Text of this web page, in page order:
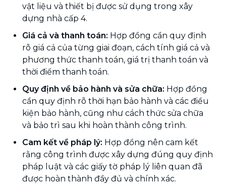
vật liệu và thiết bị được sử dụng trong xây
dựng nhà cấp 4.
Giá cả và thanh toán: Hợp đồng cần quy định
rõ giá cả của từng giai đoạn, cách tính giá cả và
phương thức thanh toán, giá trị thanh toán và
thời điểm thanh toán.
Quy định về bảo hành và sửa chữa: Hợp đồng
cần quy định rõ thời hạn bảo hành và các điều
kiện bảo hành, cũng như cách thức sửa chữa
và bảo trì sau khi hoàn thành công trình.
Cam kết về pháp lý: Hợp đồng nên cam kết
rằng công trình được xây dựng đúng quy định
pháp luật và các giấy tờ pháp lý liên quan đã
được hoàn thành đầy đủ và chính xác.